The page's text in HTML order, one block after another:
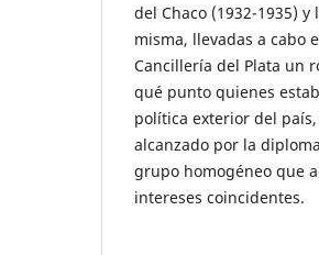
del Chaco (1932-1935)
misma, llevadas a cabo
Cancillería del Plata un
qué punto quienes
política exterior del
alcanzado por la
grupo homogéneo que
intereses coincidentes.